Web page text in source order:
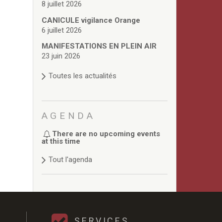
8 juillet 2026
CANICULE vigilance Orange
6 juillet 2026
MANIFESTATIONS EN PLEIN AIR
23 juin 2026
Toutes les actualités
AGENDA
There are no upcoming events
at this time
Tout l'agenda